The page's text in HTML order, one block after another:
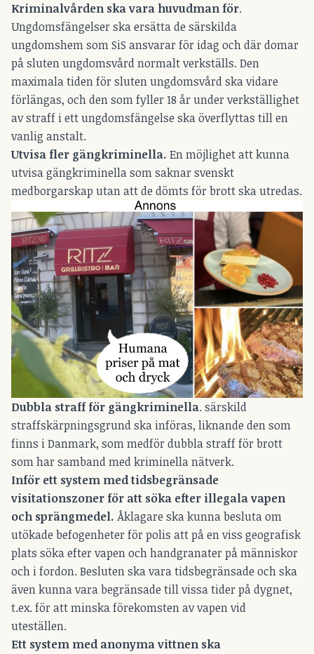
Kriminalvården ska vara huvudman för.
Ungdomsfängelser ska ersätta de särskilda
ungdomshem som SiS ansvarar för idag och där domar
på sluten ungdomsvård normalt verkställs. Den
maximala tiden för sluten ungdomsvård ska vidare
förlängas, och den som fyller 18 år under verkställighet
av straff i ett ungdomsfängelse ska överflyttas till en
vanlig anstalt.
Utvisa fler gängkriminella. En möjlighet att kunna
utvisa gängkriminella som saknar svenskt
medborgarskap utan att de dömts för brott ska utredas.
Dubbla straff för gängkriminella. särskild
straffskärpningsgrund ska införas, liknande den som
finns i Danmark, som medför dubbla straff för brott
som har samband med kriminella nätverk.
Inför ett system med tidsbegränsade
visitationszoner för att söka efter illegala vapen
och sprängmedel. Åklagare ska kunna besluta om
utökade befogenheter för polis att på en viss geografisk
plats söka efter vapen och handgranater på människor
och i fordon. Besluten ska vara tidsbegränsade och ska
även kunna vara begränsade till vissa tider på dygnet,
t.ex. för att minska förekomsten av vapen vid
uteställen.
Ett system med anonyma vittnen ska